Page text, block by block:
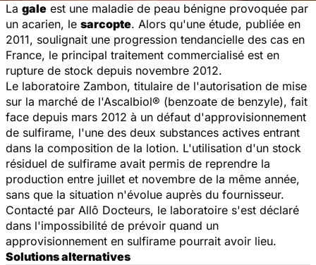
La gale est une maladie de peau bénigne provoquée par
un acarien, le sarcopte. Alors qu'une étude, publiée en
2011, soulignait une progression tendancielle des cas en
France, le principal traitement commercialisé est en
rupture de stock depuis novembre 2012.
Le laboratoire Zambon, titulaire de l'autorisation de mise
sur la marché de l'Ascalbiol® (benzoate de benzyle), fait
face depuis mars 2012 à un défaut d'approvisionnement
de sulfirame, l'une des deux substances actives entrant
dans la composition de la lotion. L'utilisation d'un stock
résiduel de sulfirame avait permis de reprendre la
production entre juillet et novembre de la même année,
sans que la situation n'évolue auprès du fournisseur.
Contacté par Allô Docteurs, le laboratoire s'est déclaré
dans l'impossibilité de prévoir quand un
approvisionnement en sulfirame pourrait avoir lieu.
Solutions alternatives